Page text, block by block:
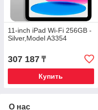
11-inch iPad Wi-Fi 256GB -
Silver,Model A3354
307 187 ₸
Купить
О нас